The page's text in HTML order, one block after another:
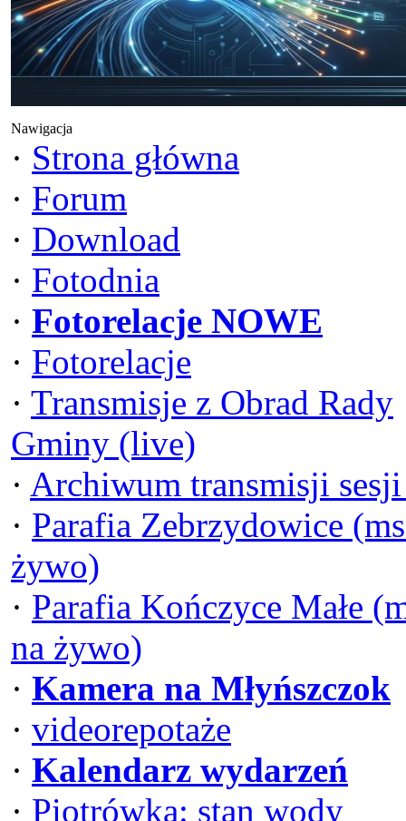
Nawigacja
· Strona główna
· Forum
· Download
· Fotodnia
· Fotorelacje NOWE
· Fotorelacje
· Transmisje z Obrad Rady
Gminy (live)
· Archiwum transmisji
· Parafia Zebrzydowice
żywo)
· Parafia Kończyce Małe
na żywo)
· Kamera na Młyńszczok
· videorepotaże
· Kalendarz wydarzeń
· Piotrówka: stan wody